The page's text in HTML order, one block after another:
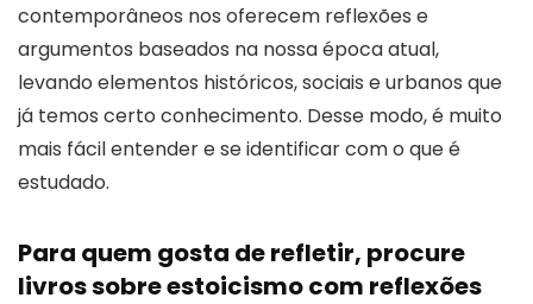
contemporâneos nos oferecem reflexões e
argumentos baseados na nossa época atual,
levando elementos históricos, sociais e urbanos que
já temos certo conhecimento. Desse modo, é muito
mais fácil entender e se identificar com o que é
estudado.
Para quem gosta de refletir, procure
livros sobre estoicismo com reflexões